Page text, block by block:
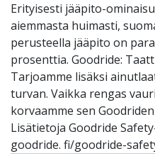
Erityisesti jääpito-
aiemmasta huimasti,
perusteella jääpito on
prosenttia. Goodride:
Tarjoamme lisäksi
turvan. Vaikka rengas
korvaamme sen
Lisätietoja Goodride
goodride. fi/goodride-